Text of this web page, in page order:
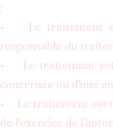
;
• Le traitement
responsable du
• Le traitement est
concernée ou d'une
• Le traitement est
de l'exercice de